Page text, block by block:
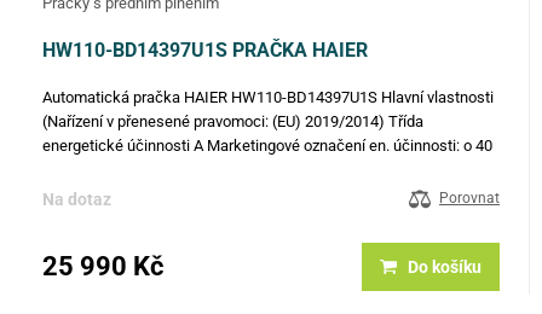
HW110-BD14397U1S PRAČKA HAIER
Automatická pračka HAIER HW110-BD14397U1S Hlavní vlastnosti
(Nařízení v přenesené pravomoci: (EU) 2019/2014) Třída
energetické účinnosti A Marketingové označení en. účinnosti: o 40
Na dotaz Porovnat
25 990 Kč Do košíku